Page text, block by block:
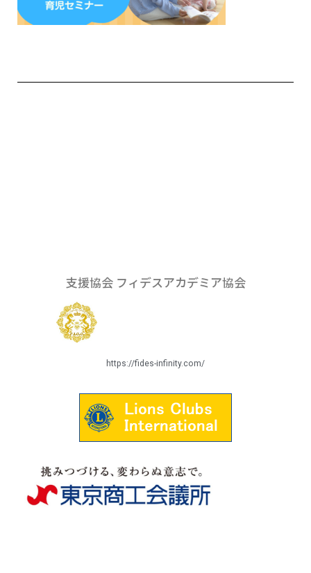
支援協会 フィデスアカデミア協会
https://fides-infinity.com/